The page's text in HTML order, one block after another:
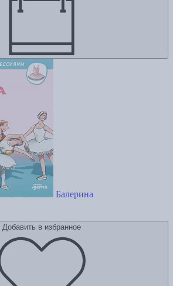
Балерина
Добавить в избранное